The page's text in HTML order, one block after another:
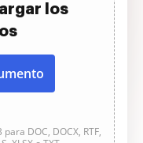
los
DOC, DOCX, RTF,